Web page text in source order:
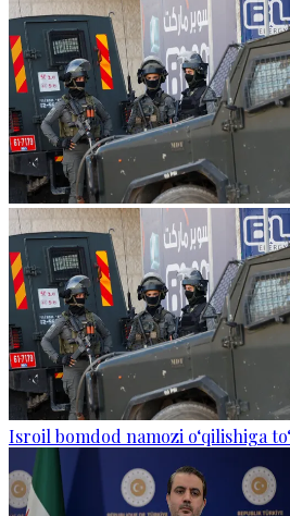
Isroil bomdod namozi o‘qilishiga